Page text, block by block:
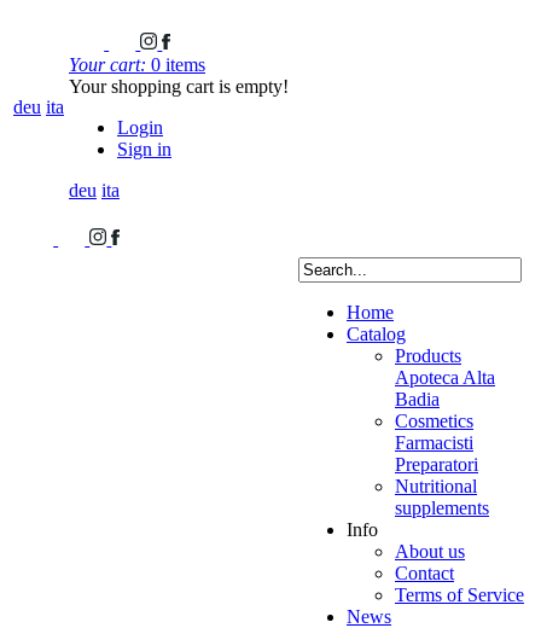
deu ita
Your cart: 0 items
Your shopping cart is empty!
Login
Sign in
deu ita
Home
Catalog
Products
Apoteca Alta
Badia
Cosmetics
Farmacisti
Preparatori
Nutritional
supplements
Info
About us
Contact
Terms of Service
News